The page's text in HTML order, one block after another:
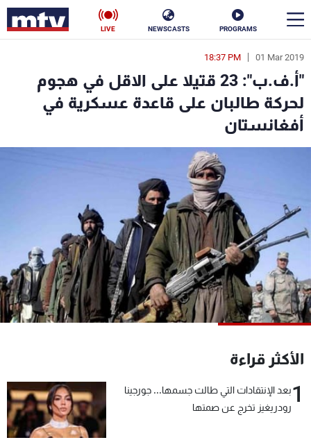
PROGRAMS
NEWSCASTS
LIVE
01 Mar 2019
18:37 PM
"أ.ف.ب": 23 قتيلا على الاقل في هجوم
لحركة طالبان على قاعدة عسكرية في
أفغانستان
الأكثر قراءة
1بعد الإنتقادات التي طالت جسمها... جورجينا
رودريغيز تخرج عن صمتها
en
الأخبار
سياسة
رياضة
كأس العالم
البرامج
جدول البرامج
شاهد البرامج
عن MTV
الإنـتـاج
وظائف
شروط الإسـتخدام
سياسة الخصوصية